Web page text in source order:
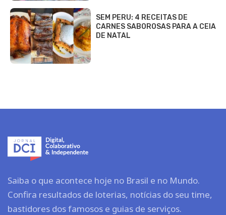
SEM PERU: 4 RECEITAS DE
CARNES SABOROSAS PARA A CEIA
DE NATAL
Saiba o que acontece hoje no Brasil e no Mundo.
Confira resultados de loterias, notícias do seu time,
bastidores dos famosos e guias de serviços.